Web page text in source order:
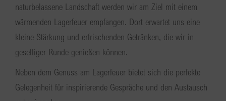
naturbelassene Landschaft werden wir am Ziel mit einem
wärmenden Lagerfeuer empfangen. Dort erwartet uns eine
kleine Stärkung und erfrischenden Getränken, die wir in
geselliger Runde genießen können.
Neben dem Genuss am Lagerfeuer bietet sich die perfekte
Gelegenheit für inspirierende Gespräche und den Austausch